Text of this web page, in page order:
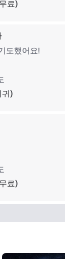
료)
도했어요!
귀)
료)